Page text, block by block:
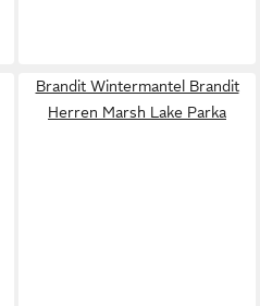
Brandit Wintermantel Brandit
Herren Marsh Lake Parka